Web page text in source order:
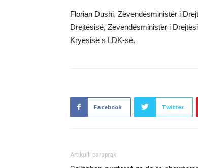
Florian Dushi, Zëvendësministër i
Drejtësisë, Zëvendësministër i
Kryesisë s LDK-së.
Facebook Twitter
Artikulli paraprak